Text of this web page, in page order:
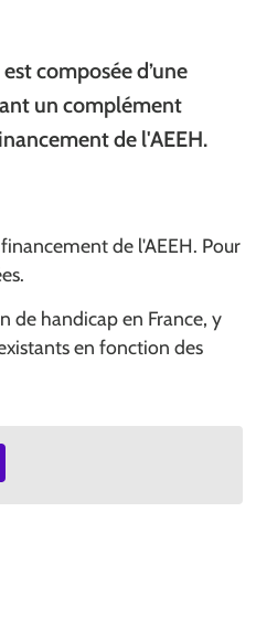
composée d’une
un complément
de l'AEEH.
de l'AEEH. Pour
de handicap en France, y
en fonction des